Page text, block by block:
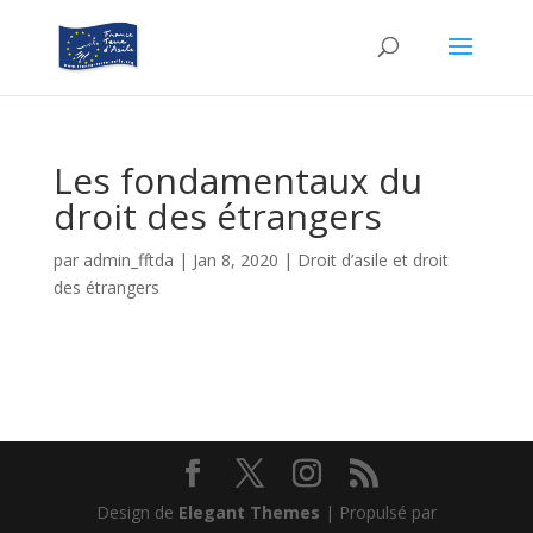
Les fondamentaux du
droit des étrangers
par admin_fftda | Jan 8, 2020 | Droit d’asile et droit
des étrangers
Design de Elegant Themes | Propulsé par